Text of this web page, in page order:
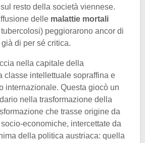
resto della società viennese.
delle malattie mortali
peggiorarono ancor di
di per sé critica.
nella capitale della
classe intellettuale sopraffina e
internazionale. Questa giocò un
nella trasformazione della
che trasse origine da
economiche, intercettate da
della politica austriaca: quella